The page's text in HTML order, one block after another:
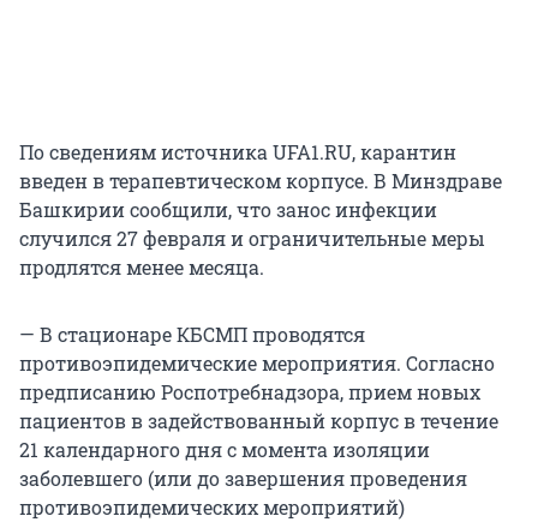
По сведениям источника UFA1.RU, карантин
введен в терапевтическом корпусе. В Минздраве
Башкирии сообщили, что занос инфекции
случился 27 февраля и ограничительные меры
продлятся менее месяца.
— В стационаре КБСМП проводятся
противоэпидемические мероприятия. Согласно
предписанию Роспотребнадзора, прием новых
пациентов в задействованный корпус в течение
21 календарного дня с момента изоляции
заболевшего (или до завершения проведения
противоэпидемических мероприятий)